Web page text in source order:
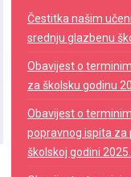
Čestitka našim
srednju glazbenu
Obavijest o
za školsku godinu
Obavijest o
popravnog ispita
školskoj godini